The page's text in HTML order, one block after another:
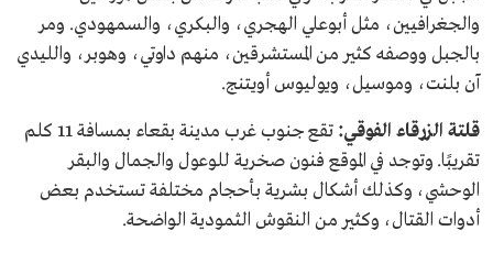
والجغرافيين، مثل أبوعلي الهجري، والبكري، والسمهودي. ومر
بالجبل ووصفه كثير من المستشرقين، منهم داوتي، وهوبر، والليدي
آن بلنت، وموسيل، ويوليوس أويتنج.
قلتة الزرقاء الفوقي:
تقع جنوب غرب مدينة بقعاء بمسافة 11 كلم
تقريبًا. وتوجد في الموقع فنون صخرية للوعول والجمال والبقر
الوحشي، وكذلك أشكال بشرية بأحجام مختلفة تستخدم بعض
أدوات القتال، وكثير من النقوش الثمودية الواضحة.